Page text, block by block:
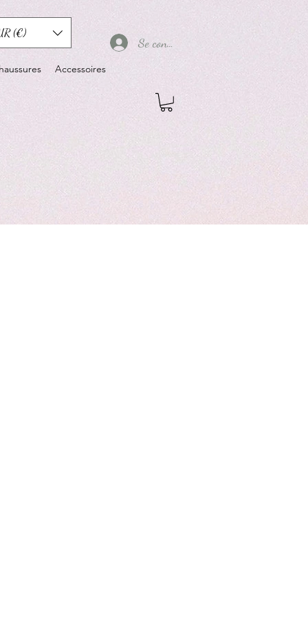
Accessoires
Se connecter
(€)